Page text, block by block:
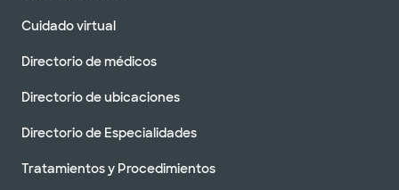
Cuidado virtual
Directorio de médicos
Directorio de ubicaciones
Directorio de Especialidades
Tratamientos y Procedimientos